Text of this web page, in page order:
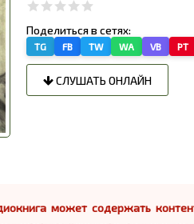
Поделиться в сетях:
TG FB TW WA VB PT
СЛУШАТЬ ОНЛАЙН
может содержать